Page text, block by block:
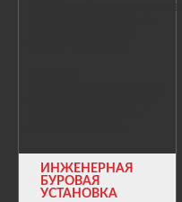
750Многофункциональная
ИНЖЕНЕРНАЯ
БУРОВАЯ
УСТАНОВКА